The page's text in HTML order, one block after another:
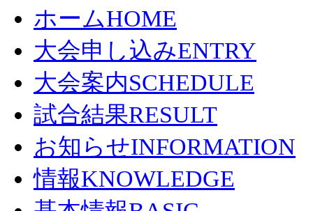
ホームHOME
大会申し込みENTRY
大会案内SCHEDULE
試合結果RESULT
お知らせINFORMATION
情報KNOWLEDGE